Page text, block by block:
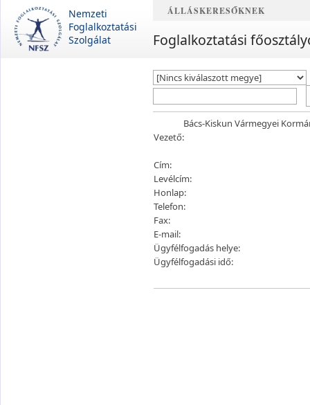
Nemzeti
Foglalkoztatási
Szolgálat
ÁLLÁSKERESŐKNEK
Foglalkoztatási
Bács-Kiskun Vármegyei
Vezető:
Cím:
Levélcím:
Honlap:
Telefon:
Fax:
E-mail:
Ügyfélfogadás helye:
Ügyfélfogadási idő: